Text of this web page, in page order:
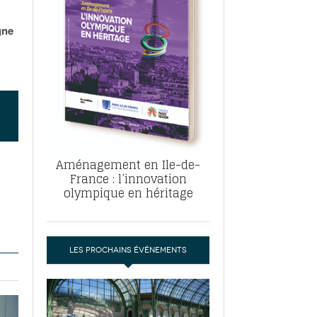
pour
ABF, ZAC : F. Vauglin détaille sa
pour l’urbanisme parisien- 17
de la tech et de la finance
marché de la location de luxe-
Aménagement en Ile-de-
France : l’innovation
olympique en héritage
LES PROCHAINS ÉVÉNEMENTS